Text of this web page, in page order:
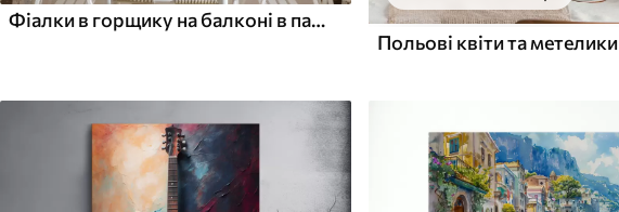
Фіалки в горщику на балконі в паризькій акварелі
Польові квіти та метелики